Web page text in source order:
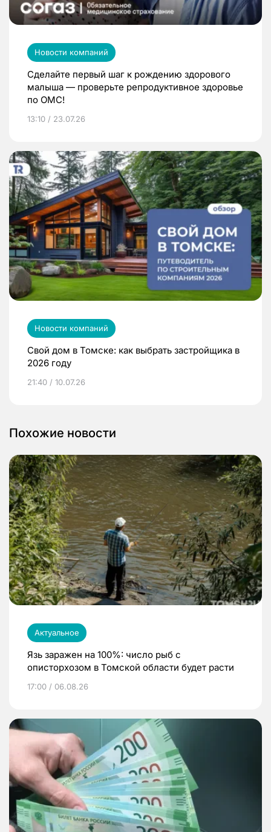
Новости компаний
Сделайте первый шаг к рождению здорового
малыша — проверьте репродуктивное здоровье
по ОМС!
13:10 / 23.07.26
Новости компаний
Свой дом в Томске: как выбрать застройщика в
2026 году
21:40 / 10.07.26
Похожие новости
Актуальное
Язь заражен на 100%: число рыб с
описторхозом в Томской области будет расти
17:00 / 06.08.26